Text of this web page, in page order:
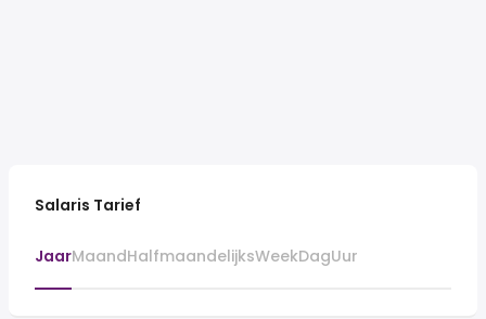
Salaris Tarief
JaarMaandHalfmaandelijksWeekDagUur